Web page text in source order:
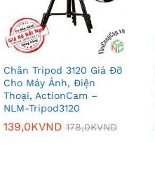
Chân Tripod 3120 Giá Đỡ
Cho Máy Ảnh, Điện
Thoại, ActionCam –
NLM-Tripod3120
139,0KVND 178,0KVND
139,0KVND 178,0KVND